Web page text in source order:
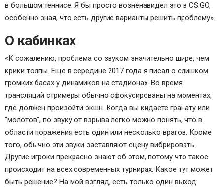
в большом теннисе. Я бы просто возненавидел это в CS:GO,
особенно зная, что есть другие варианты решить проблему».
О кабинках
«К сожалению, проблема со звуком значительно шире, чем
крики толпы. Еще в середине 2017 года я писал о слишком
громких басах у динамиков на стадионах. Во время
трансляций стримеры обычно сфокусированы на моментах,
где должен произойти экшн. Когда вы кидаете гранату или
”молотов”, по звуку от взрыва легко можно понять, что в
области поражения есть один или несколько врагов. Кроме
того, обычно эти звуки заставляют сцену вибрировать.
Другие игроки прекрасно знают об этом, потому что такое
происходит на всех современных турнирах. Какое тут может
быть решение? На мой взгляд, есть только один выход: